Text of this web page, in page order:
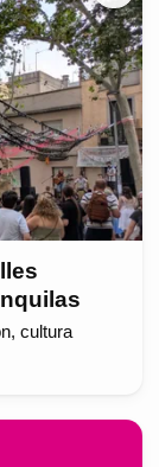
cultura